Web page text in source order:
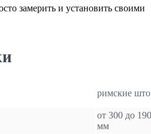
замерить и установить своими
римские
от 300 до
мм